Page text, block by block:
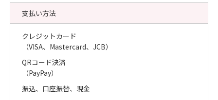
支払い方法
クレジットカード
（VISA、Mastercard、JCB）
QRコード決済
（PayPay）
振込、口座振替、現金